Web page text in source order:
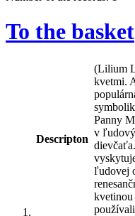
To the basket
Descripton
(Lilium
kvetmi.
Panny
v
ľudovej
kvetinou